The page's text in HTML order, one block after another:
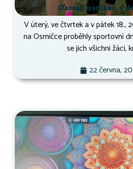
Osmák osmáků a
V úterý, ve čtvrtek a v pátek 18.,
na Osmičce proběhly sportovní
se jich všichni žáci,
22 června,